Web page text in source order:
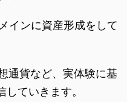
インに資産形成をして
通貨など、実体験に基
ていきます。